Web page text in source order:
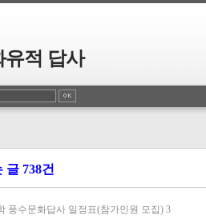
유적 답사
738건
풍수문화답사 일정표(참가인원 모집) 3